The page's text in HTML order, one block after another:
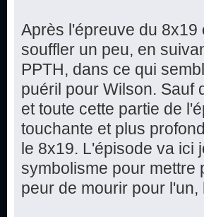
Après l'épreuve du
souffler un peu, en
PPTH, dans ce qui
puéril pour Wilson. Sauf
et toute cette partie de
touchante et plus
le 8x19. L'épisode va ici
symbolisme pour mettre
peur de mourir pour